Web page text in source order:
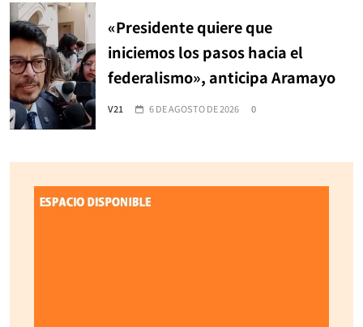
«Presidente quiere que
iniciemos los pasos hacia el
federalismo», anticipa Aramayo
V21 6 DE AGOSTO DE 2026 0